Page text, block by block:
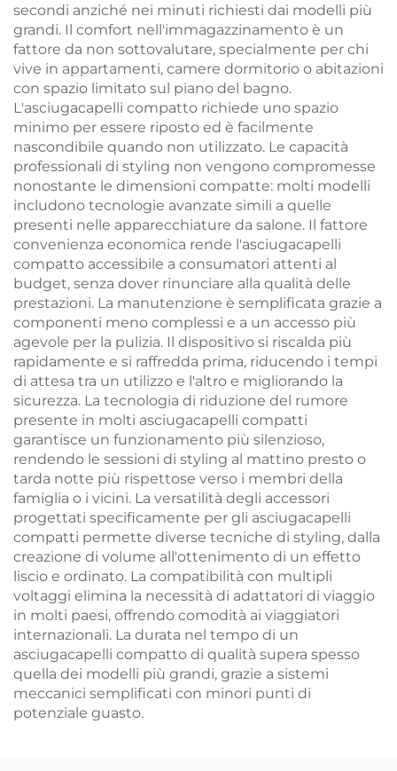
secondi anziché nei minuti richiesti dai modelli più
grandi. Il comfort nell'immagazzinamento è un
fattore da non sottovalutare, specialmente per chi
vive in appartamenti, camere dormitorio o abitazioni
con spazio limitato sul piano del bagno.
L'asciugacapelli compatto richiede uno spazio
minimo per essere riposto ed è facilmente
nascondibile quando non utilizzato. Le capacità
professionali di styling non vengono compromesse
nonostante le dimensioni compatte: molti modelli
includono tecnologie avanzate simili a quelle
presenti nelle apparecchiature da salone. Il fattore
convenienza economica rende l'asciugacapelli
compatto accessibile a consumatori attenti al
budget, senza dover rinunciare alla qualità delle
prestazioni. La manutenzione è semplificata grazie a
componenti meno complessi e a un accesso più
agevole per la pulizia. Il dispositivo si riscalda più
rapidamente e si raffredda prima, riducendo i tempi
di attesa tra un utilizzo e l'altro e migliorando la
sicurezza. La tecnologia di riduzione del rumore
presente in molti asciugacapelli compatti
garantisce un funzionamento più silenzioso,
rendendo le sessioni di styling al mattino presto o
tarda notte più rispettose verso i membri della
famiglia o i vicini. La versatilità degli accessori
progettati specificamente per gli asciugacapelli
compatti permette diverse tecniche di styling, dalla
creazione di volume all'ottenimento di un effetto
liscio e ordinato. La compatibilità con multipli
voltaggi elimina la necessità di adattatori di viaggio
in molti paesi, offrendo comodità ai viaggiatori
internazionali. La durata nel tempo di un
asciugacapelli compatto di qualità supera spesso
quella dei modelli più grandi, grazie a sistemi
meccanici semplificati con minori punti di
potenziale guasto.